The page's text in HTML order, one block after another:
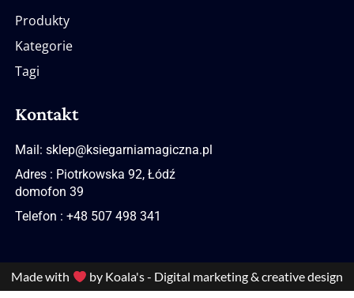
Produkty
Kategorie
Tagi
Kontakt
Mail: sklep@ksiegarniamagiczna.pl
Adres : Piotrkowska 92, Łódź
domofon 39
Telefon : +48 507 498 341
Made with by Koala's - Digital marketing & creative design